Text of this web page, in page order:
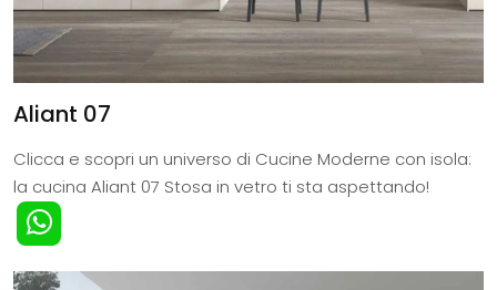
Aliant 07
Clicca e scopri un universo di Cucine Moderne con isola:
la cucina Aliant 07 Stosa in vetro ti sta aspettando!